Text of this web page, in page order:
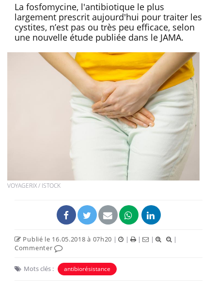
La fosfomycine, l'antibiotique le plus
largement prescrit aujourd'hui pour traiter les
cystites, n’est pas ou très peu efficace, selon
une nouvelle étude publiée dans le JAMA.
VOYAGERIX / ISTOCK
Publié le 16.05.2018 à 07h20 | | | |
|
Commenter
Mots clés : antibiorésistance